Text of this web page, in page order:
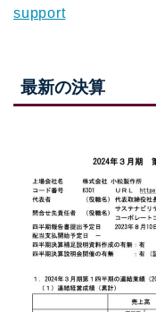
support
最新の決算